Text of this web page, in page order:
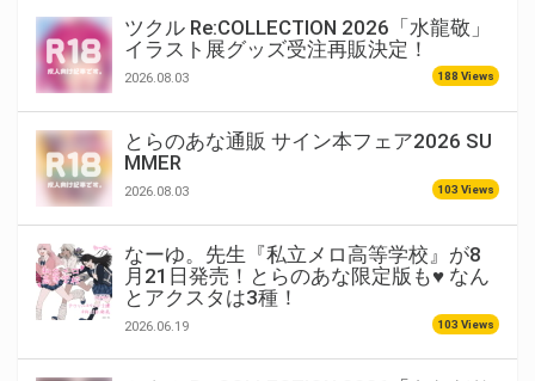
ツクル Re:COLLECTION 2026「水龍敬」
イラスト展グッズ受注再販決定！
2026.08.03 188 Views
とらのあな通販 サイン本フェア2026 SU
MMER
2026.08.03 103 Views
なーゆ。先生『私立メロ高等学校』が8
月21日発売！とらのあな限定版も♥ なん
とアクスタは3種！
2026.06.19 103 Views